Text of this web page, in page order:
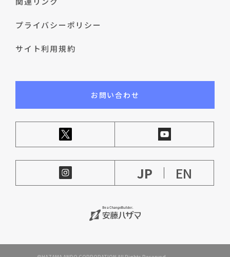
プライバシーポリシー
サイト利用規約
お問い合わせ
JP EN